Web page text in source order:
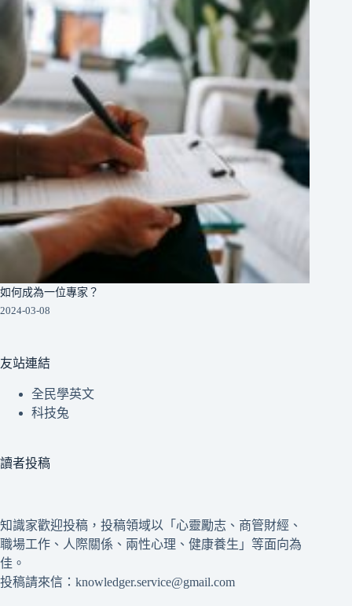
如何成為一位專家？
2024-03-08
友站連結
全民學英文
科技兔
讀者投稿
知識家歡迎投稿，投稿領域以「心靈勵志、商管財經、
職場工作、人際關係、兩性心理、健康養生」等面向為
佳。
投稿請來信：knowledger.service@gmail.com